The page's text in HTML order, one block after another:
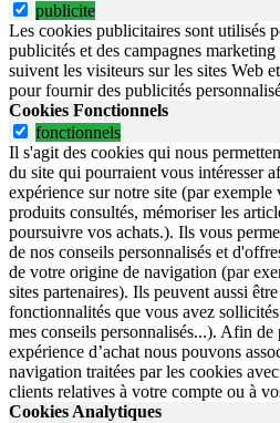
publicite
Les cookies publicitaires sont utilisés
publicités et des campagnes
suivent les visiteurs sur les sites Web
pour fournir des publicités
Cookies Fonctionnels
fonctionnels
Il s'agit des cookies qui nous
du site qui pourraient vous intéresser
expérience sur notre site (par exemple
produits consultés, mémoriser les
poursuivre vos achats.). Ils vous
de nos conseils personnalisés et
de votre origine de navigation (par
sites partenaires). Ils peuvent aussi
fonctionnalités que vous avez
mes conseils personnalisés...). Afin de
expérience d’achat nous pouvons
navigation traitées par les cookies
clients relatives à votre compte ou à
Cookies Analytiques